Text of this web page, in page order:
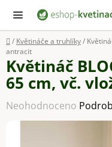
obsah
Domů
/ Květináče a truhlíky/
antracit
Květináč
65 cm, vč.
Průměrné
hodnocení
Neohodnoceno